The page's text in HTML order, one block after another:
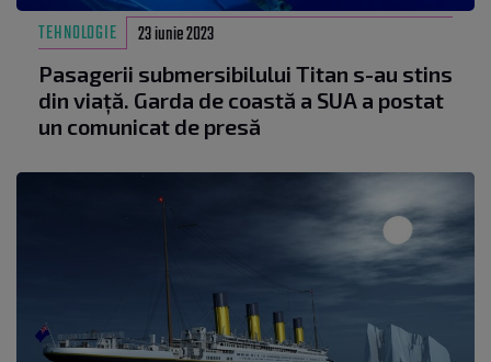
TEHNOLOGIE 23 iunie 2023
Pasagerii submersibilului Titan s-au stins
din viață. Garda de coastă a SUA a postat
un comunicat de presă